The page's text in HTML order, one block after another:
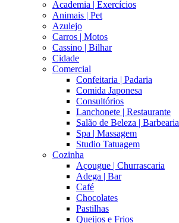
Academia | Exercícios
Animais | Pet
Azulejo
Carros | Motos
Cassino | Bilhar
Cidade
Comercial
Confeitaria | Padaria
Comida Japonesa
Consultórios
Lanchonete | Restaurante
Salão de Beleza | Barbearia
Spa | Massagem
Studio Tatuagem
Cozinha
Açougue | Churrascaria
Adega | Bar
Café
Chocolates
Pastilhas
Queijos e Frios